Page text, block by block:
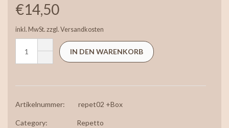
€14,50
inkl. MwSt. zzgl. Versandkosten
IN DEN WARENKORB
Artikelnummer: repet02 +Box
Category: Repetto